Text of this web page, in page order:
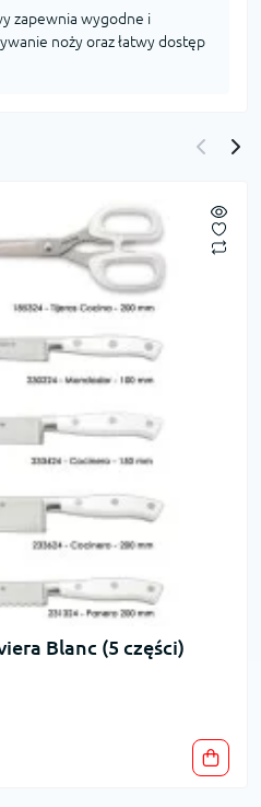
zapewnia wygodne i
noży oraz łatwy dostęp
Blanc (5 części)